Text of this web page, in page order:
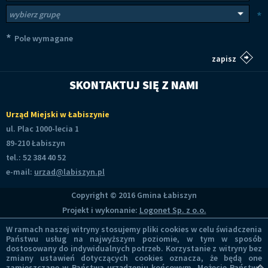
*
* Pole wymagane
SKONTAKTUJ SIĘ Z NAMI
Urząd Miejski w Łabiszynie
ul. Plac 1000-lecia 1
89-210 Łabiszyn
tel.: 52 384 40 52
e-mail: urzad@labiszyn.pl
Copyright © 2016 Gmina Łabiszyn
Projekt i wykonanie: Logonet Sp. z o.o.
W ramach naszej witryny stosujemy pliki cookies w celu świadczenia
Państwu usług na najwyższym poziomie, w tym w sposób
dostosowany do indywidualnych potrzeb. Korzystanie z witryny bez
zmiany ustawień dotyczących cookies oznacza, że będą one